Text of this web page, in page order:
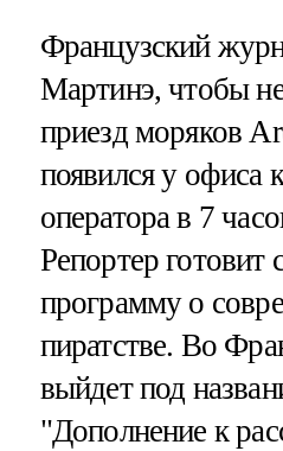
Французский
Мартинэ, чтобы
приезд моряков
появился у офиса
оператора в 7
Репортер готовит
программу о
пиратстве. Во
выйдет под
"Дополнение к